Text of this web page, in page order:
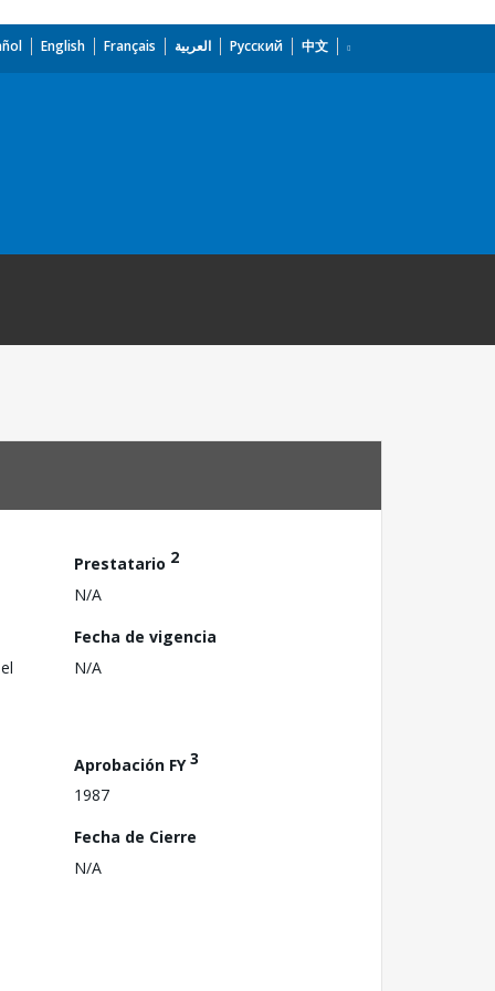
English Français العربية Русский 中文
Prestatario 2
N/A
Fecha de vigencia
N/A
Aprobación FY3
1987
Fecha de Cierre
N/A